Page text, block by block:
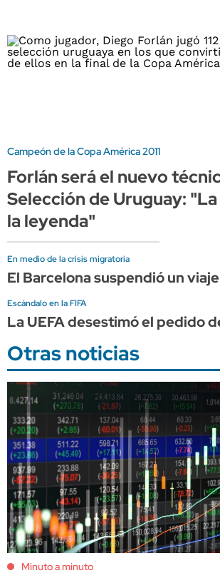
Campeón de la Copa América 2011
Forlán será el nuevo
Selección de Uruguay:
la leyenda"
En medio de la crisis migratoria
El Barcelona suspendió un
Escándalo en la FIFA
La UEFA desestimó el pedido
Otras noticias
Minuto a minuto